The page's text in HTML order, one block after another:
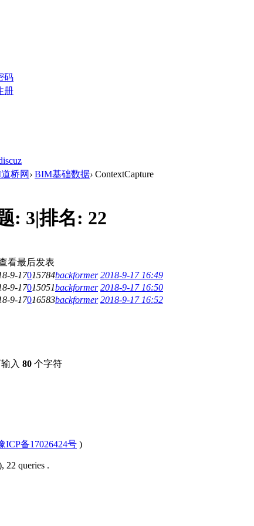
码
册
桥网 › BIM基础数据› ContextCapture
: 3|排名: 22
看最后发表
9-17015784backformer 2018-9-17 16:49
9-17015051backformer 2018-9-17 16:50
9-17016583backformer 2018-9-17 16:52
输入80 个字符
ICP备17026424号 )
22 queries .